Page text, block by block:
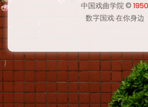
证，感谢您对网络安全工作的支持。
中国戏曲学院 © 1950
数字国戏·在你身边